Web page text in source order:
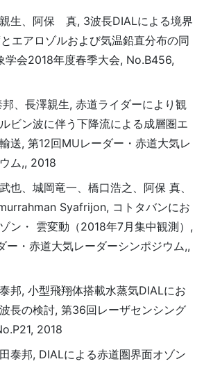
生、阿保 真, 3波長DIALによる境界
エアロゾルおよび気温鉛直分布の同
学会2018年度春季大会, No.B456,
、長澤親生, 赤道ライダーにより観
ビン波に伴う下降流による成層圏エ
送, 第12回MUレーダー・赤道大気レ
ム,, 2018
也、城岡竜一、橋口浩之、阿保 真、
Syafrijon, コトタバンにお
ン・ 雲変動（2018年7月集中観測）,
ー・赤道大気レーダーシンポジウム,,
邦, 小型飛翔体搭載水蒸気DIALにお
長の検討, 第36回レーザセンシング
2018
泰邦, DIALによる赤道圏界面オゾン